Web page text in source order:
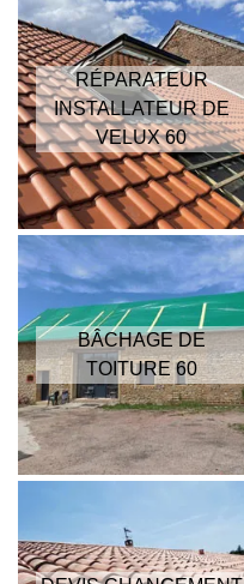
RÉPARATEUR
INSTALLATEUR DE
VELUX 60
BÂCHAGE DE
TOITURE 60